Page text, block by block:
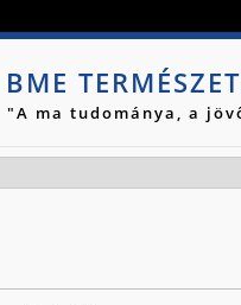
BME
"A ma tudománya, a